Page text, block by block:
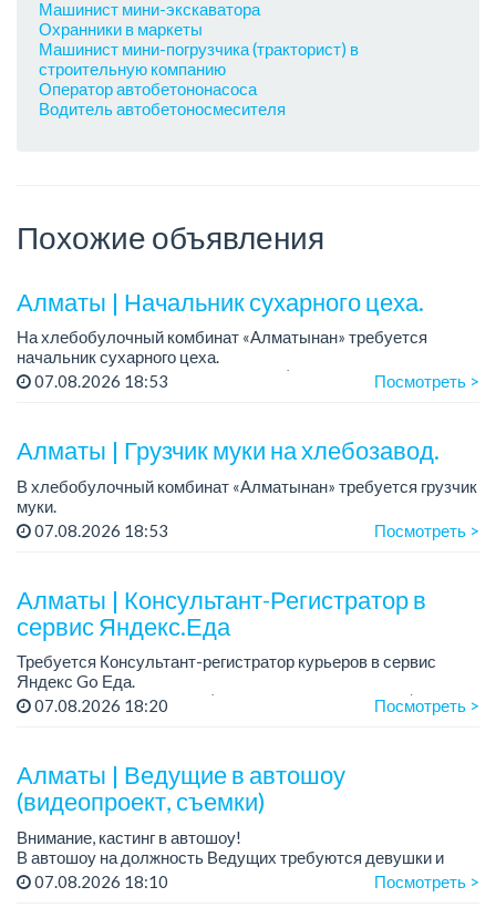
Машинист мини-экскаватора
Охранники в маркеты
Машинист мини-погрузчика (тракторист) в
строительную компанию
Оператор автобетононасоса
Водитель автобетоносмесителя
Похожие объявления
Алматы | Начальник сухарного цеха.
На хлебобулочный комбинат «Алматынан» требуется
начальник сухарного цеха.
Зарплата: от 300 000 тенге на руки (обсуждается на
Требования: оп...
07.08.2026 18:53 Посмотреть >
Алматы | Грузчик муки на хлебозавод.
В хлебобулочный комбинат «Алматынан» требуется грузчик
муки.
График работы: 5/2, с 09.00 до 18.00.
07.08.2026 18:53 Посмотреть >
Алматы | Консультант-Регистратор в
сервис Яндекс.Еда
Требуется Консультант-регистратор курьеров в сервис
Яндекс Go Еда.
Условия: работа в офисе (Абылай хана - Макатаева).
07.08.2026 18:20 Посмотреть >
Алматы | Ведущие в автошоу
(видеопроект, съемки)
Внимание, кастинг в автошоу!
В автошоу на должность Ведущих требуются девушки и
парни. А также авто эксперты и авто перекупы.
07.08.2026 18:10 Посмотреть >